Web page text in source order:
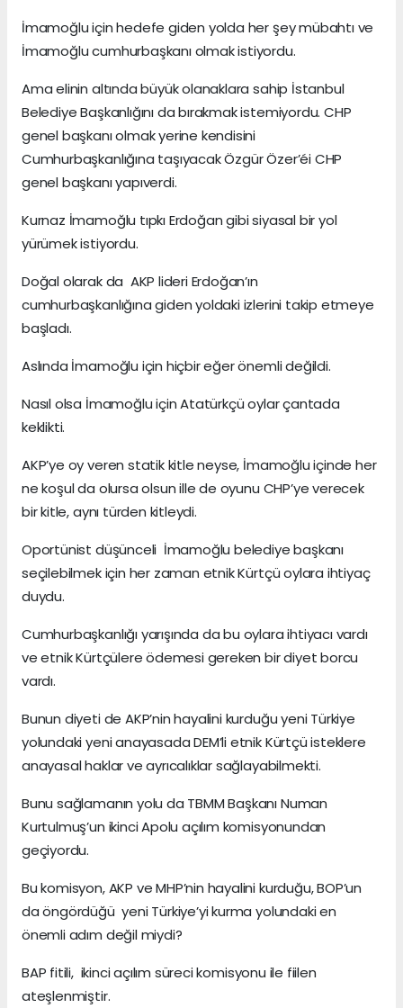
İmamoğlu için hedefe giden yolda her şey mübahtı ve
İmamoğlu cumhurbaşkanı olmak istiyordu.
Ama elinin altında büyük olanaklara sahip İstanbul
Belediye Başkanlığını da bırakmak istemiyordu. CHP
genel başkanı olmak yerine kendisini
Cumhurbaşkanlığına taşıyacak Özgür Özer’éi CHP
genel başkanı yapıverdi.
Kurnaz İmamoğlu tıpkı Erdoğan gibi siyasal bir yol
yürümek istiyordu.
Doğal olarak da AKP lideri Erdoğan’ın
cumhurbaşkanlığına giden yoldaki izlerini takip etmeye
başladı.
Aslında İmamoğlu için hiçbir eğer önemli değildi.
Nasıl olsa İmamoğlu için Atatürkçü oylar çantada
keklikti.
AKP’ye oy veren statik kitle neyse, İmamoğlu içinde her
ne koşul da olursa olsun ille de oyunu CHP’ye verecek
bir kitle, aynı türden kitleydi.
Oportünist düşünceli İmamoğlu belediye başkanı
seçilebilmek için her zaman etnik Kürtçü oylara ihtiyaç
duydu.
Cumhurbaşkanlığı yarışında da bu oylara ihtiyacı vardı
ve etnik Kürtçülere ödemesi gereken bir diyet borcu
vardı.
Bunun diyeti de AKP’nin hayalini kurduğu yeni Türkiye
yolundaki yeni anayasada DEM’li etnik Kürtçü isteklere
anayasal haklar ve ayrıcalıklar sağlayabilmekti.
Bunu sağlamanın yolu da TBMM Başkanı Numan
Kurtulmuş’un ikinci Apolu açılım komisyonundan
geçiyordu.
Bu komisyon, AKP ve MHP’nin hayalini kurduğu, BOP’un
da öngördüğü yeni Türkiye’yi kurma yolundaki en
önemli adım değil miydi?
BAP fitili, ikinci açılım süreci komisyonu ile fiilen
ateşlenmiştir.